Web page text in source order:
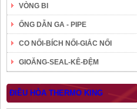
VÒNG BI
ỐNG DẪN GA - PIPE
CO NỐI-BÍCH NỐI-GIẮC NỐI
GIOĂNG-SEAL-KÊ-ĐỆM
ĐIỀU HÒA THERMO KING